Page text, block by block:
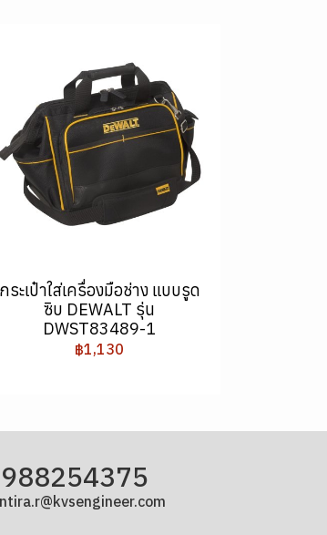
กระเป๋าใส่เครื่องมือช่าง แบบรูด
ซิบ DEWALT รุ่น
DWST83489-1
฿1,130